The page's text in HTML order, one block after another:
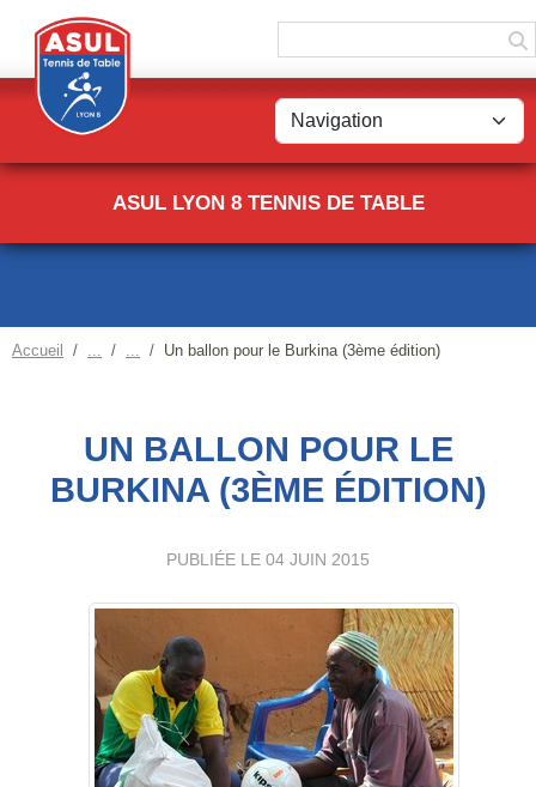
ASUL LYON 8 TENNIS DE TABLE
Accueil Un ballon pour le Burkina (3ème édition)
UN BALLON POUR LE
BURKINA (3ÈME ÉDITION)
PUBLIÉE LE 04 JUIN 2015
Panneau de gestion des cookies